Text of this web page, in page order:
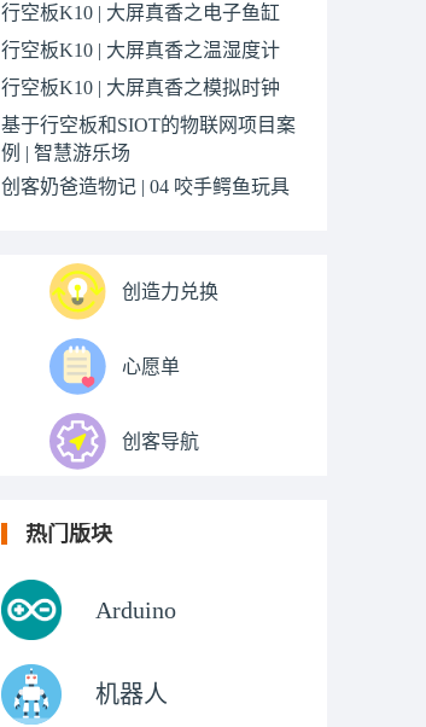
行空板K10 | 大屏真香之电子鱼缸
行空板K10 | 大屏真香之温湿度计
行空板K10 | 大屏真香之模拟时钟
基于行空板和SIOT的物联网项目案
例 | 智慧游乐场
创客奶爸造物记 | 04 咬手鳄鱼玩具
创造力兑换
心愿单
创客导航
热门版块
Arduino
机器人